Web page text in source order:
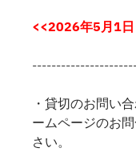
<<2026年5月1
・貸切のお問い
ームページのお
さい。